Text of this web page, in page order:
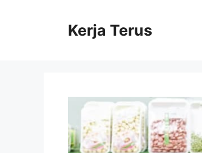
Kerja Terus